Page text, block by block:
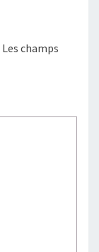
Les champs